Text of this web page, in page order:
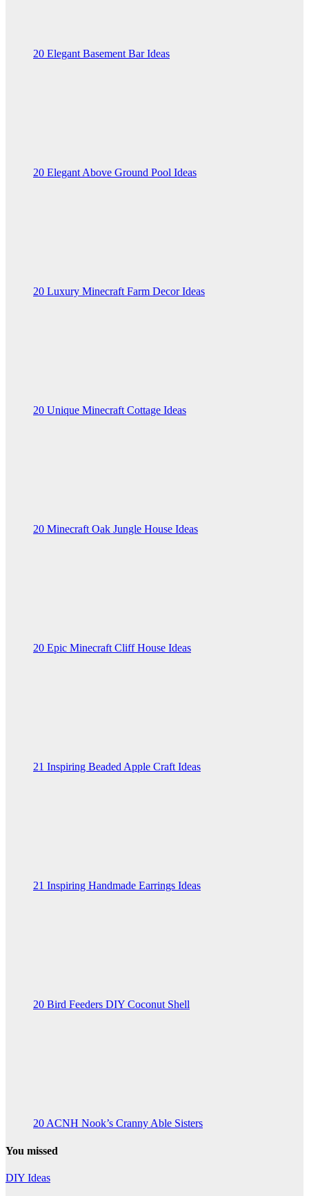
20 Elegant Basement Bar Ideas
20 Elegant Above Ground Pool Ideas
20 Luxury Minecraft Farm Decor Ideas
20 Unique Minecraft Cottage Ideas
20 Minecraft Oak Jungle House Ideas
20 Epic Minecraft Cliff House Ideas
21 Inspiring Beaded Apple Craft Ideas
21 Inspiring Handmade Earrings Ideas
20 Bird Feeders DIY Coconut Shell
20 ACNH Nook’s Cranny Able Sisters
You missed
DIY Ideas